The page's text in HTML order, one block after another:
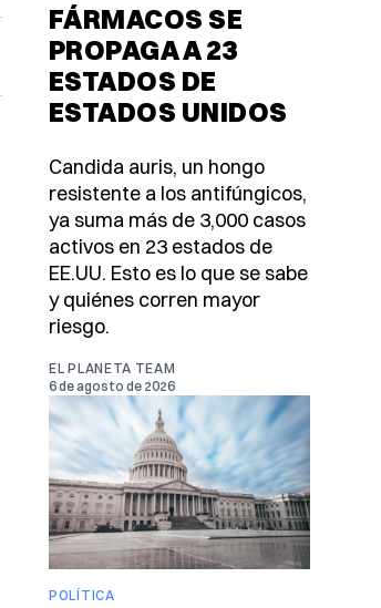
FÁRMACOS SE
PROPAGA A 23
ESTADOS DE
ESTADOS UNIDOS
Candida auris, un hongo
resistente a los antifúngicos,
ya suma más de 3,000 casos
activos en 23 estados de
EE.UU. Esto es lo que se sabe
y quiénes corren mayor
riesgo.
EL PLANETA TEAM
6 de agosto de 2026
POLÍTICA